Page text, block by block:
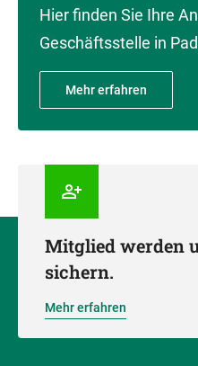
Hier finden Sie Ihre
Geschäftsstelle in
Mehr erfahren
Mitglied werden
sichern.
Mehr erfahren